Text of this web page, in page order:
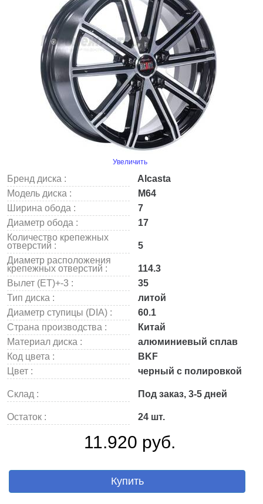
Увеличить
Бренд диска :
Alcasta
Модель диска :
M64
Ширина обода :
7
Диаметр обода :
17
Количество крепежных
отверстий :
5
Диаметр расположения
крепежных отверстий :
114.3
Вылет (ET)+-3 :
35
Тип диска :
литой
Диаметр ступицы (DIA) :
60.1
Страна производства :
Китай
Материал диска :
алюминиевый сплав
Код цвета :
BKF
Цвет :
черный с полировкой
Склад : Под заказ, 3-5 дней
Остаток : 24 шт.
11.920 руб.
Купить